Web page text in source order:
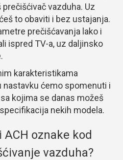
vazduha. Uz
to obaviti i bez ustajanja.
prečišćavanja lako i
ispred TV-a, uz daljinsko
karakteristikama
nastavku ćemo spomenuti i
kojima se danas možeš
nekih modela.
ACH oznake kod
vazduha?